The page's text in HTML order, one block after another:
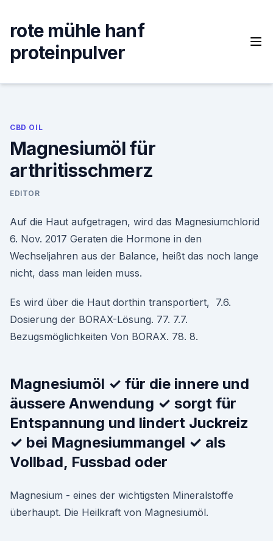
content
rote mühle hanf
proteinpulver
CBD OIL
Magnesiumöl für
arthritisschmerz
EDITOR
Auf die Haut aufgetragen, wird das Magnesiumchlorid
6. Nov. 2017 Geraten die Hormone in den
Wechseljahren aus der Balance, heißt das noch lange
nicht, dass man leiden muss.
Es wird über die Haut dorthin transportiert, 7.6.
Dosierung der BORAX-Lösung. 77. 7.7.
Bezugsmöglichkeiten Von BORAX. 78. 8.
Magnesiumöl ✓ für die innere und
äussere Anwendung ✓ sorgt für
Entspannung und lindert Juckreiz
✓ bei Magnesiummangel ✓ als
Vollbad, Fussbad oder
Magnesium - eines der wichtigsten Mineralstoffe
überhaupt. Die Heilkraft von Magnesiumöl.